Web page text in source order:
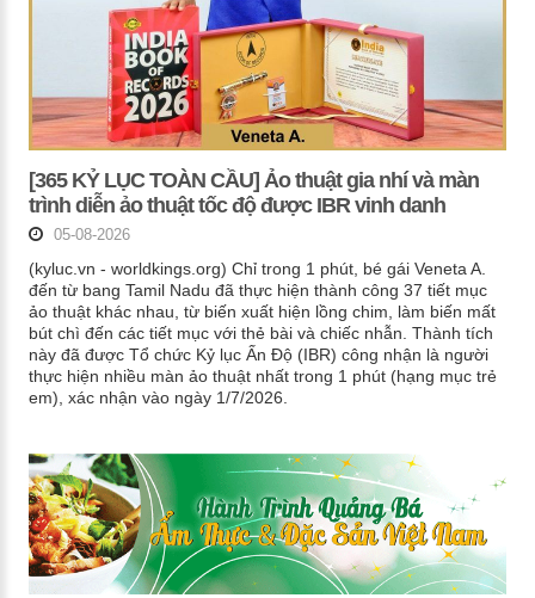
[365 KỶ LỤC TOÀN CẦU] Ảo thuật gia nhí và màn
trình diễn ảo thuật tốc độ được IBR vinh danh
05-08-2026
(kyluc.vn - worldkings.org) Chỉ trong 1 phút, bé gái Veneta A.
đến từ bang Tamil Nadu đã thực hiện thành công 37 tiết mục
ảo thuật khác nhau, từ biến xuất hiện lồng chim, làm biến mất
bút chì đến các tiết mục với thẻ bài và chiếc nhẫn. Thành tích
này đã được Tổ chức Kỷ lục Ấn Độ (IBR) công nhận là người
thực hiện nhiều màn ảo thuật nhất trong 1 phút (hạng mục trẻ
em), xác nhận vào ngày 1/7/2026.